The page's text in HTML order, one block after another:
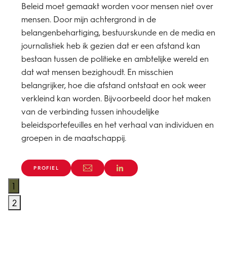
Beleid moet gemaakt worden voor mensen niet over
mensen. Door mijn achtergrond in de
belangenbehartiging, bestuurskunde en de media en
journalistiek heb ik gezien dat er een afstand kan
bestaan tussen de politieke en ambtelijke wereld en
dat wat mensen bezighoudt. En misschien
belangrijker, hoe die afstand ontstaat en ook weer
verkleind kan worden. Bijvoorbeeld door het maken
van de verbinding tussen inhoudelijke
beleidsportefeuilles en het verhaal van individuen en
groepen in de maatschappij.
PROFIEL
1
2